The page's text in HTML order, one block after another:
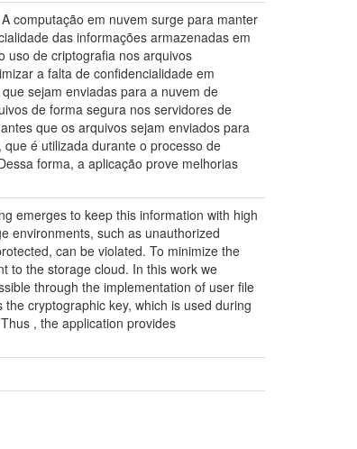
computação em nuvem surge para manter
das informações armazenadas em
uso de criptografia nos arquivos
a falta de confidencialidade em
sejam enviadas para a nuvem de
de forma segura nos servidores de
que os arquivos sejam enviados para
é utilizada durante o processo de
forma, a aplicação prove melhorias
emerges to keep this information with high
environments, such as unauthorized
can be violated. To minimize the
to the storage cloud. In this work we
through the implementation of user file
cryptographic key, which is used during
, the application provides